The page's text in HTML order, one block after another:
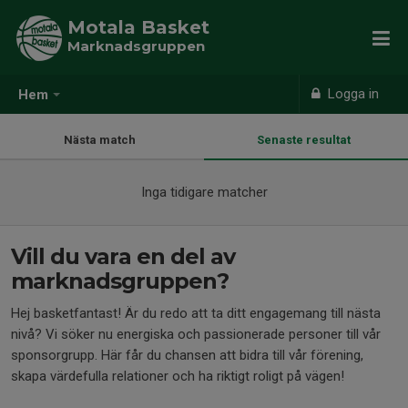
Hem Logga in
Motala Basket
Marknadsgruppen
Nästa match Senaste resultat
Inga tidigare matcher
Vill du vara en del av
marknadsgruppen?
Hej basketfantast! Är du redo att ta ditt engagemang till nästa
nivå? Vi söker nu energiska och passionerade personer till vår
sponsorgrupp. Här får du chansen att bidra till vår förening,
skapa värdefulla relationer och ha riktigt roligt på vägen!